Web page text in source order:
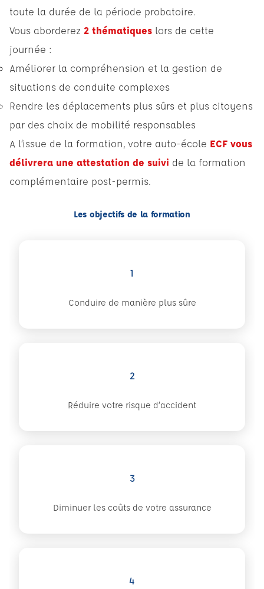
toute la durée de la période probatoire.
Vous aborderez 2 thématiques lors de cette
journée :
Améliorer la compréhension et la gestion de
situations de conduite complexes
Rendre les déplacements plus sûrs et plus citoyens
par des choix de mobilité responsables
A l’issue de la formation, votre auto-école ECF vous
délivrera une attestation de suivi de la formation
complémentaire post-permis.
Les objectifs de la formation
1
Conduire de manière plus sûre
2
Réduire votre risque d’accident
3
Diminuer les coûts de votre assurance
4